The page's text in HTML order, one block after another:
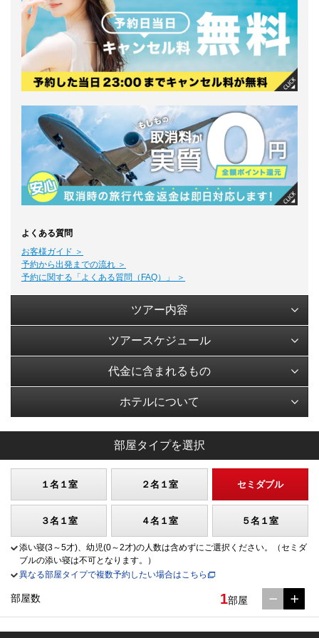
よくある質問
お客様ガイド ＞
予約から出発までの流れ ＞
予約に関する「よくある質問（FAQ）」 ＞
ツアー内容
ツアースケジュール
代金に含まれるもの
ホテルについて
部屋タイプを選択
１名１室 ２名１室 セミダブル
３名１室 ４名１室 ５名１室
添い寝(3～5才)、幼児(0～2才)の人数は含めずにご選択ください。（セミダ
ブルの添い寝は不可となります。）
異なる部屋タイプで複数予約したい場合はこちら
部屋数 1部屋